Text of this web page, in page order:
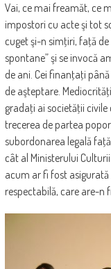
Vai, ce mai freamăt, ce
impostori cu acte şi tot
cuget şi-n simţiri, faţă de
spontane” şi se invocă
de ani. Cei finanţaţi
de aşteptare.
gradaţi ai societăţii
trecerea de partea
subordonarea legală
cât al Ministerului
acum ar fi fost
respectabilă, care are-